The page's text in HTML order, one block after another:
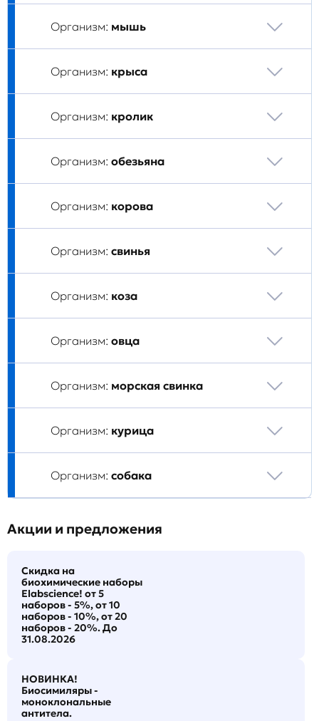
Организм: мышь
Организм: крыса
Организм: кролик
Организм: обезьяна
Организм: корова
Организм: свинья
Организм: коза
Организм: овца
Организм: морская свинка
Организм: курица
Организм: собака
Акции и предложения
Скидка на
биохимические наборы
Elabscience! от 5
наборов - 5%, от 10
наборов - 10%, от 20
наборов - 20%. До
31.08.2026
НОВИНКА!
Биосимиляры -
моноклональные
антитела.